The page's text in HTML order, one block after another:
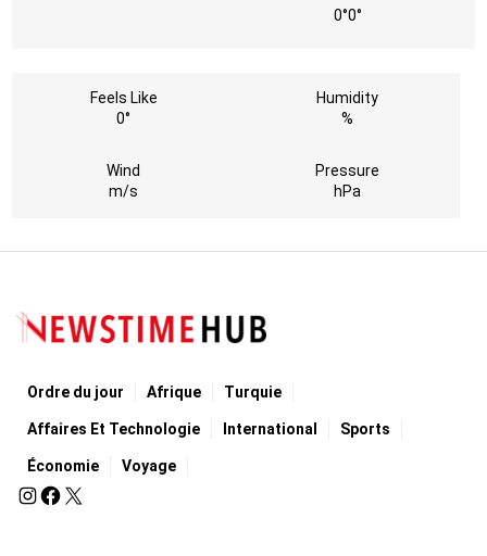
0°0°
Feels Like
0°
Humidity
%
Wind
m/s
Pressure
hPa
Ordre du jour Afrique Turquie
Affaires Et Technologie International Sports
Économie Voyage